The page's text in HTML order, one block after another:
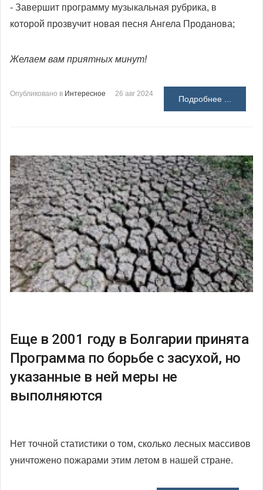
- Завершит программу музыкальная рубрика, в
которой прозвучит новая песня Ангела Проданова;
Желаем вам приятных минут!
Опубликовано в Интересное 26 авг 2024
Подробнее ...
Еще в 2001 году в Болгарии принята
Программа по борьбе с засухой, но
указанные в ней меры не
выполняются
Нет точной статистики о том, сколько лесных массивов
уничтожено пожарами этим летом в нашей стране.